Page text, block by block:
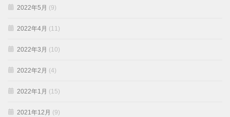
2022年5月 (9)
2022年4月 (11)
2022年3月 (10)
2022年2月 (4)
2022年1月 (15)
2021年12月 (9)